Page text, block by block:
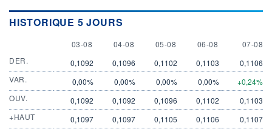
HISTORIQUE 5 JOURS
3 AUGUST
03-08 4 AUGUST
04-08 5 AUGUST
05-08 6 AUGUST
06-08 7
07-08
DER.
0,1092 0,1096 0,1102 0,1103
0,1106
VAR.
0,00% 0,00% 0,00% 0,00%
+0,24%
OUV.
0,1092 0,1092 0,1096 0,1102
0,1103
+HAUT
0,1097 0,1097 0,1105 0,1106
0,1107